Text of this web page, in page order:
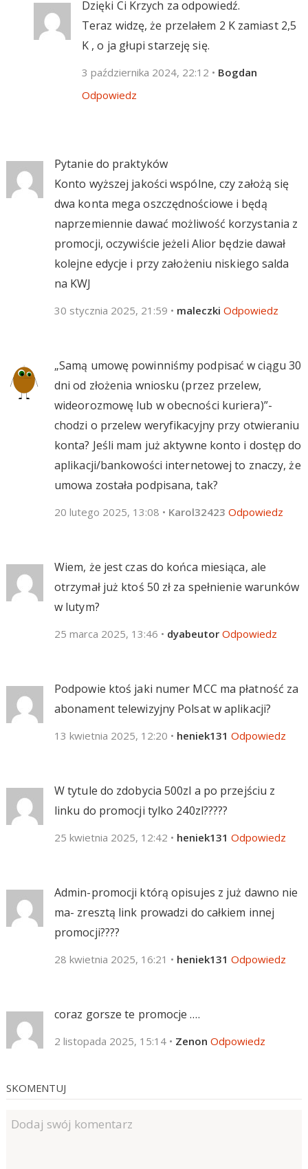
Dzięki Ci Krzych za odpowiedź.
Teraz widzę, że przelałem 2 K zamiast 2,5
K , o ja głupi starzeję się.
3 października 2024, 22:12 • Bogdan
Odpowiedz
Pytanie do praktyków
Konto wyższej jakości wspólne, czy założą się
dwa konta mega oszczędnościowe i będą
naprzemiennie dawać możliwość korzystania z
promocji, oczywiście jeżeli Alior będzie dawał
kolejne edycje i przy założeniu niskiego salda
na KWJ
30 stycznia 2025, 21:59 • maleczki Odpowiedz
„Samą umowę powinniśmy podpisać w ciągu 30
dni od złożenia wniosku (przez przelew,
wideorozmowę lub w obecności kuriera)”-
chodzi o przelew weryfikacyjny przy otwieraniu
konta? Jeśli mam już aktywne konto i dostęp do
aplikacji/bankowości internetowej to znaczy, że
umowa została podpisana, tak?
20 lutego 2025, 13:08 • Karol32423 Odpowiedz
Wiem, że jest czas do końca miesiąca, ale
otrzymał już ktoś 50 zł za spełnienie warunków
w lutym?
25 marca 2025, 13:46 • dyabeutor Odpowiedz
Podpowie ktoś jaki numer MCC ma płatność za
abonament telewizyjny Polsat w aplikacji?
13 kwietnia 2025, 12:20 • heniek131 Odpowiedz
W tytule do zdobycia 500zl a po przejściu z
linku do promocji tylko 240zl?????
25 kwietnia 2025, 12:42 • heniek131 Odpowiedz
Admin-promocji którą opisujes z już dawno nie
ma- zresztą link prowadzi do całkiem innej
promocji????
28 kwietnia 2025, 16:21 • heniek131 Odpowiedz
coraz gorsze te promocje ….
2 listopada 2025, 15:14 • Zenon Odpowiedz
SKOMENTUJ